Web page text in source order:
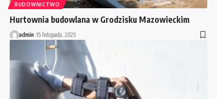
BUDOWNICTWO
Hurtownia budowlana w Grodzisku Mazowieckim
admin 15 listopada, 2025